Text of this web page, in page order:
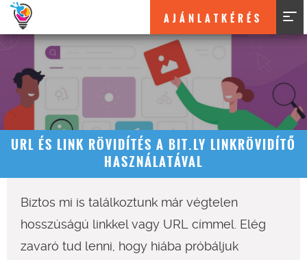
AJÁNLATKÉRÉS
URL ÉS LINK RÖVIDÍTÉS A BIT.LY LINKRÖVIDÍTŐ
HASZNÁLATÁVAL
Biztos mi is találkoztunk már végtelen
hosszúságú linkkel vagy URL címmel. Elég
zavaró tud lenni, hogy hiába próbáljuk